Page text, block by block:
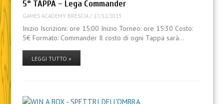
5° TAPPA – Lega Commander
GAMES ACADEMY BRESCIA/ 17/12/2013
Inizio Iscrizioni: ore 15:00 Inizio Torneo: ore 15:30 Costo:
5€ Formato: Commander Il costo di ogni Tappa sarà…
LEGGI TUTTO »